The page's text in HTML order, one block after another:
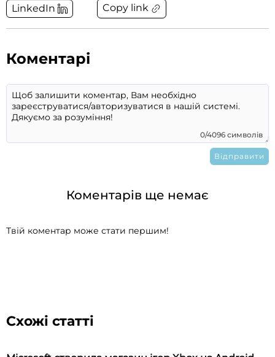
LinkedIn Copy link
Коментарі
0/4096 символів
Коментарів ще немає
Твій коментар може стати першим!
Схожі статті